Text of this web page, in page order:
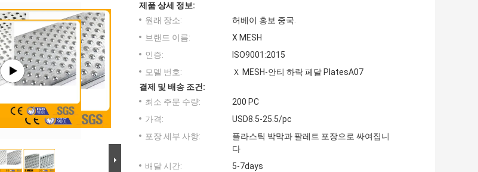
제품 상세 정보:
원래 장소:
허베이 홍보 중국.
브랜드 이름:
X MESH
인증:
ISO9001:2015
모델 번호:
Ｘ MESH-안티 하락 페달 PlatesA07
결제 및 배송 조건:
최소 주문 수량:
200 PC
가격:
USD8.5-25.5/pc
포장 세부 사항:
플라스틱 박막과 팔레트 포장으로 싸여집니
다
배달 시간:
5-7days